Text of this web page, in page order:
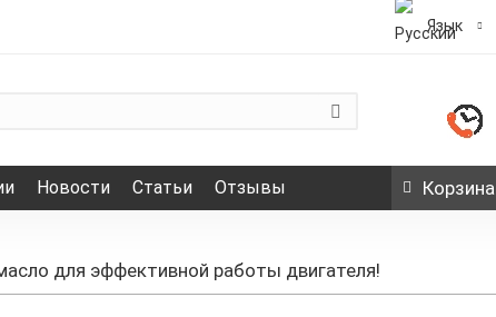
Язык
Новости Статьи Отзывы Корзина
для эффективной работы двигателя!